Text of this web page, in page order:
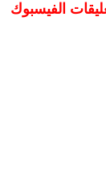
الفيسبوك